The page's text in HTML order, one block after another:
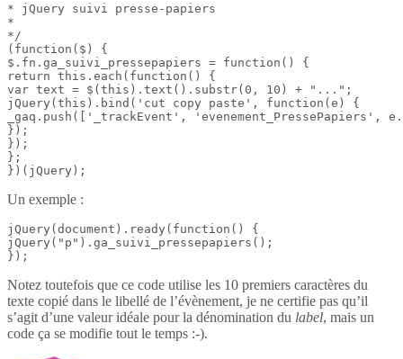
* jQuery suivi presse-papiers
*
*/
(function($) {
$.fn.ga_suivi_pressepapiers = function() {
return this.each(function() {
var text = $(this).text().substr(0, 10) + "...";
jQuery(this).bind('cut copy paste', function(e) {
_gaq.push(['_trackEvent', 'evenement_PressePapiers',
});
});
};
})(jQuery);
Un exemple :
jQuery(document).ready(function() {
jQuery("p").ga_suivi_pressepapiers();
});
Notez toutefois que ce code utilise les 10 premiers caractères du
texte copié dans le libellé de l’évènement, je ne certifie pas qu’il
s’agit d’une valeur idéale pour la dénomination du label, mais un
code ça se modifie tout le temps :-).